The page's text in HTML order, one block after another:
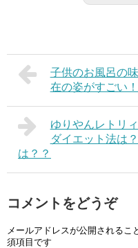
子供のお風呂の
在の姿がすごい！
ゆりやんレトリ
ダイエット法は
は？？
コメントをどうぞ
メールアドレスが公開されるこ
須項目です